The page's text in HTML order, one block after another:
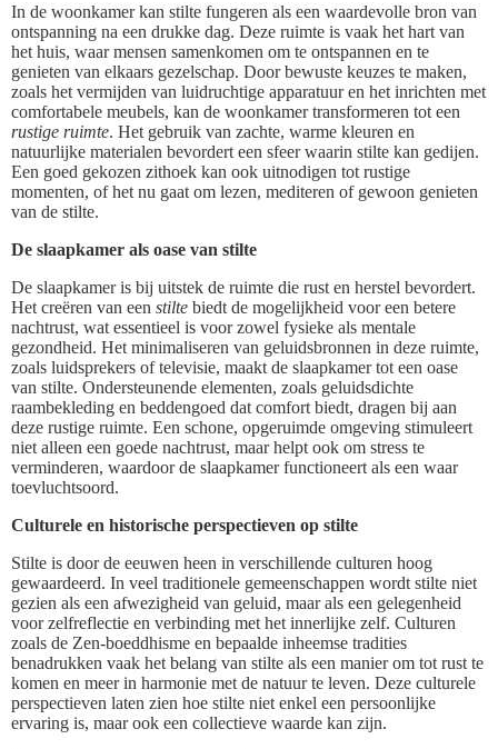
In de woonkamer kan stilte fungeren als een waardevolle bron van
ontspanning na een drukke dag. Deze ruimte is vaak het hart van
het huis, waar mensen samenkomen om te ontspannen en te
genieten van elkaars gezelschap. Door bewuste keuzes te maken,
zoals het vermijden van luidruchtige apparatuur en het inrichten met
comfortabele meubels, kan de woonkamer transformeren tot een
rustige ruimte. Het gebruik van zachte, warme kleuren en
natuurlijke materialen bevordert een sfeer waarin stilte kan gedijen.
Een goed gekozen zithoek kan ook uitnodigen tot rustige
momenten, of het nu gaat om lezen, mediteren of gewoon genieten
van de stilte.
De slaapkamer als oase van stilte
De slaapkamer is bij uitstek de ruimte die rust en herstel bevordert.
Het creëren van een stilte biedt de mogelijkheid voor een betere
nachtrust, wat essentieel is voor zowel fysieke als mentale
gezondheid. Het minimaliseren van geluidsbronnen in deze ruimte,
zoals luidsprekers of televisie, maakt de slaapkamer tot een oase
van stilte. Ondersteunende elementen, zoals geluidsdichte
raambekleding en beddengoed dat comfort biedt, dragen bij aan
deze rustige ruimte. Een schone, opgeruimde omgeving stimuleert
niet alleen een goede nachtrust, maar helpt ook om stress te
verminderen, waardoor de slaapkamer functioneert als een waar
toevluchtsoord.
Culturele en historische perspectieven op stilte
Stilte is door de eeuwen heen in verschillende culturen hoog
gewaardeerd. In veel traditionele gemeenschappen wordt stilte niet
gezien als een afwezigheid van geluid, maar als een gelegenheid
voor zelfreflectie en verbinding met het innerlijke zelf. Culturen
zoals de Zen-boeddhisme en bepaalde inheemse tradities
benadrukken vaak het belang van stilte als een manier om tot rust te
komen en meer in harmonie met de natuur te leven. Deze culturele
perspectieven laten zien hoe stilte niet enkel een persoonlijke
ervaring is, maar ook een collectieve waarde kan zijn.